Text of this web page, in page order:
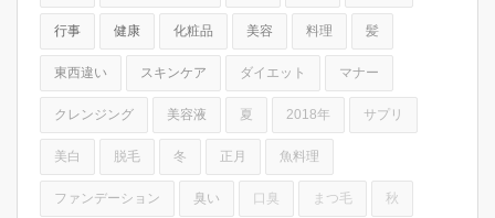
行事 健康 化粧品 美容 料理 髪
東西違い スキンケア ダイエット マナー
クレンジング 美容液 夏 2018年 サプリ
美白 脱毛 冬 正月 魚料理
ファンデーション 臭い 口臭 まつ毛 秋